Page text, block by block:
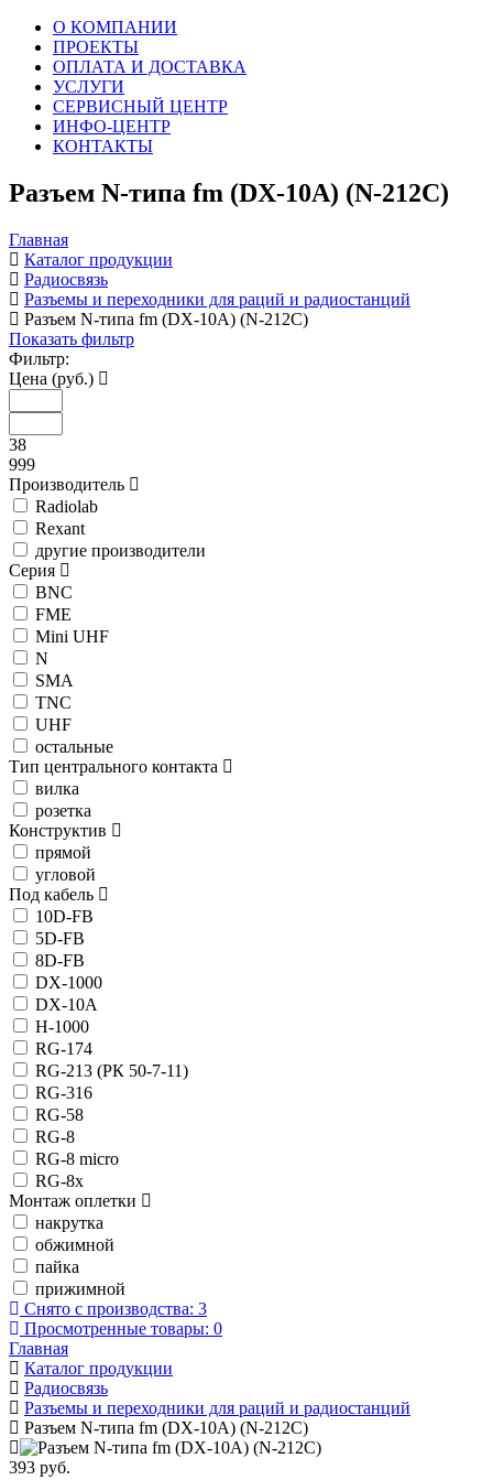
О КОМПАНИИ
ПРОЕКТЫ
ОПЛАТА И ДОСТАВКА
УСЛУГИ
СЕРВИСНЫЙ ЦЕНТР
ИНФО-ЦЕНТР
КОНТАКТЫ
Разъем N-типа fm (DX-10A) (N-212C)
Главная
Каталог продукции
Радиосвязь
Разъемы и переходники для раций и радиостанций
Разъем N-типа fm (DX-10A) (N-212C)
Показать фильтр
Фильтр:
Цена (руб.)
38
999
Производитель
Radiolab
Rexant
другие производители
Серия
BNC
FME
Mini UHF
N
SMA
TNC
UHF
остальные
Тип центрального контакта
вилка
розетка
Конструктив
прямой
угловой
Под кабель
10D-FB
5D-FB
8D-FB
DX-1000
DX-10A
H-1000
RG-174
RG-213 (РК 50-7-11)
RG-316
RG-58
RG-8
RG-8 micro
RG-8x
Монтаж оплетки
накрутка
обжимной
пайка
прижимной
Снято с производства: 3
Просмотренные товары: 0
Главная
Каталог продукции
Радиосвязь
Разъемы и переходники для раций и радиостанций
Разъем N-типа fm (DX-10A) (N-212C)
393 руб.